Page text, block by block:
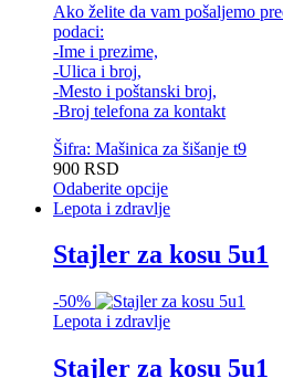
Ako želite da vam pošaljemo
podaci:
-Ime i prezime,
-Ulica i broj,
-Mesto i poštanski broj,
-Broj telefona za kontakt
Šifra: Mašinica za šišanje t9
900 RSD
Odaberite opcije
Ovaj
ima
više
Opcije
mogu
izabrane
Lepota i zdravlje
Stajler za kosu 5u1
-50%
Lepota i zdravlje
Stajler za kosu 5u1